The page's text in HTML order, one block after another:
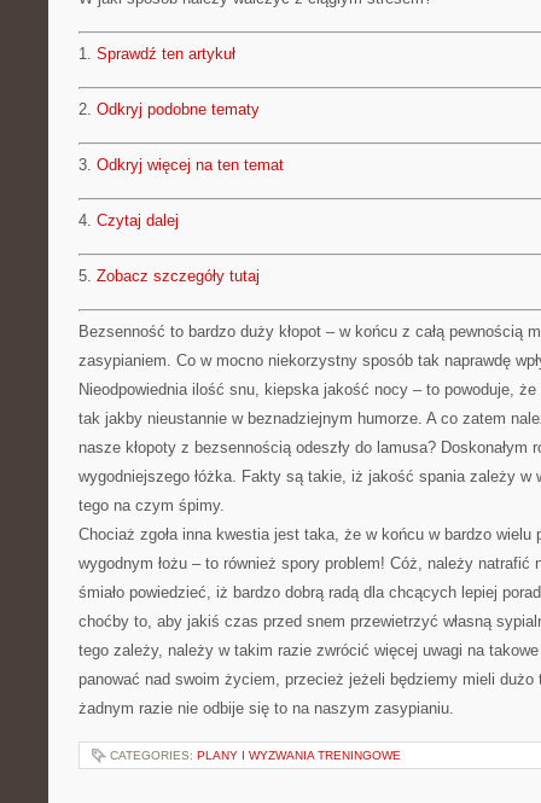
1. Sprawdź ten artykuł
2. Odkryj podobne tematy
3. Odkryj więcej na ten temat
4. Czytaj dalej
5. Zobacz szczegóły tutaj
Bezsenność to bardzo duży kłopot – w końcu z całą pewnością
zasypianiem. Co w mocno niekorzystny sposób tak naprawdę
Nieodpowiednia ilość snu, kiepska jakość nocy – to powoduje,
tak jakby nieustannie w beznadziejnym humorze. A co zatem
nasze kłopoty z bezsennością odeszły do lamusa? Doskonałym
wygodniejszego łóżka. Fakty są takie, iż jakość spania zależy w
tego na czym śpimy.
Chociaż zgoła inna kwestia jest taka, że w końcu w bardzo
wygodnym łożu – to również spory problem! Cóż, należy natrafić
śmiało powiedzieć, iż bardzo dobrą radą dla chcących lepiej
choćby to, aby jakiś czas przed snem przewietrzyć własną
tego zależy, należy w takim razie zwrócić więcej uwagi na
panować nad swoim życiem, przecież jeżeli będziemy mieli
żadnym razie nie odbije się to na naszym zasypianiu.
CATEGORIES: PLANY I WYZWANIA TRENINGOWE